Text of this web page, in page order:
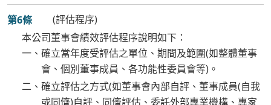
第6條
(評估程序)
本公司董事會績效評估程序說明如下：
一、確立當年度受評估之單位、期間及範圍(如整體董事
會、個別董事成員、各功能性委員會等)。
二、確立評估之方式(如董事會內部自評、董事成員(自我
或同儕)自評、同儕評估、委託外部專業機構、專家